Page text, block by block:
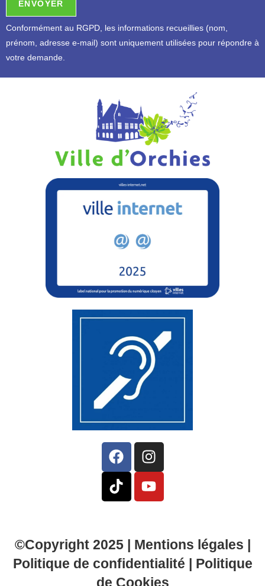
Conformément au RGPD, les informations recueillies (nom,
prénom, adresse e-mail) sont uniquement utilisées pour répondre à
votre demande.
©Copyright 2025 | Mentions légales |
Politique de confidentialité | Politique
de Cookies